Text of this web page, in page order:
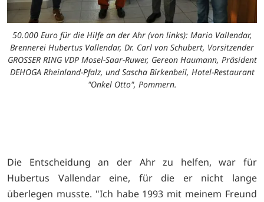
50.000 Euro für die Hilfe an der Ahr (von links): Mario Vallendar,
Brennerei Hubertus Vallendar, Dr. Carl von Schubert, Vorsitzender
GROSSER RING VDP Mosel-Saar-Ruwer, Gereon Haumann, Präsident
DEHOGA Rheinland-Pfalz, und Sascha Birkenbeil, Hotel-Restaurant
"Onkel Otto", Pommern.
Die Entscheidung an der Ahr zu helfen, war für
Hubertus Vallendar eine, für die er nicht lange
überlegen musste. "Ich habe 1993 mit meinem Freund